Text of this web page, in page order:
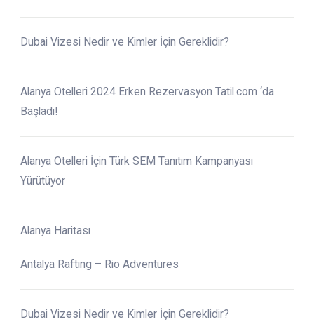
Dubai Vizesi Nedir ve Kimler İçin Gereklidir?
Alanya Otelleri 2024 Erken Rezervasyon Tatil.com ‘da
Başladı!
Alanya Otelleri İçin Türk SEM Tanıtım Kampanyası
Yürütüyor
Alanya Haritası
Antalya Rafting – Rio Adventures
Dubai Vizesi Nedir ve Kimler İçin Gereklidir?